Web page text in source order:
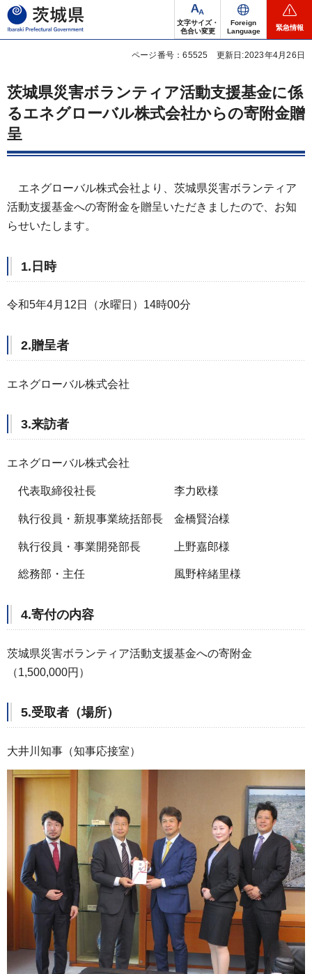
茨城県
文字サイズ・
色合い変更
Foreign
Language
緊急情報
ページ番号：65525 更新日:2023年4月26日
茨城県災害ボランティア活動支援基金に係
るエネグローバル株式会社からの寄附金贈
呈
エネグローバル株式会社より、茨城県災害ボランティア
活動支援基金への寄附金を贈呈いただきましたので、お知
らせいたします。
1.日時
令和5年4月12日（水曜日）14時00分
2.贈呈者
エネグローバル株式会社
3.来訪者
エネグローバル株式会社
代表取締役社長 李力欧様
執行役員・新規事業統括部長 金橋賢治様
執行役員・事業開発部長 上野嘉郎様
総務部・主任 風野梓緒里様
4.寄付の内容
茨城県災害ボランティア活動支援基金への寄附金
（1,500,000円）
5.受取者（場所）
大井川知事（知事応接室）